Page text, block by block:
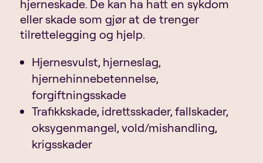
hjerneskade. De kan ha hatt en sykdom
eller skade som gjør at de trenger
tilrettelegging og hjelp.
Hjernesvulst, hjerneslag,
hjernehinnebetennelse,
forgiftningsskade
Trafikkskade, idrettsskader, fallskader,
oksygenmangel, vold/mishandling,
krigsskader